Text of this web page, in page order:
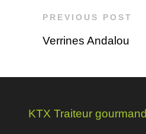
PREVIOUS POST
Verrines Andalou
KTX Traiteur gourmand